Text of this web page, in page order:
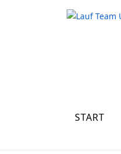
START